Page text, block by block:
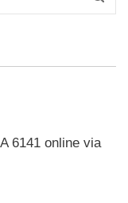
6141 online via